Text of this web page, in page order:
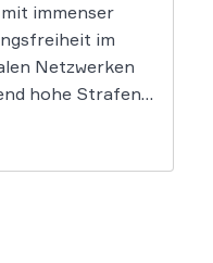
immenser
im
Netzwerken
hohe Strafen.
empfindliche
den